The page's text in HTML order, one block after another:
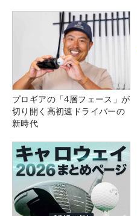
プロギアの「4層フェース」が
切り開く高初速ドライバーの
新時代